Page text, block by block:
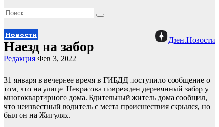
Дзен.Новости
Новости
Наезд на забор
Редакция Фев 3, 2022
31 января в вечернее время в ГИБДД поступило сообщение о
том, что на улице Некрасова поврежден деревянный забор у
многоквартирного дома. Бдительный житель дома сообщил,
что неизвестный водитель с места происшествия скрылся, но
был он на Жигулях.